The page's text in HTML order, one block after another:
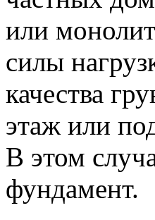
или
силы
качества
этаж или
В этом
фундамент.